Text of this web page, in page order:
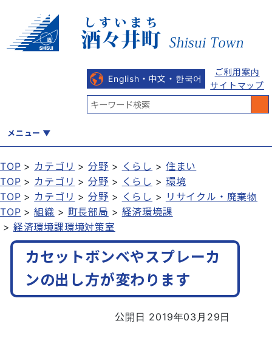
English・中文・한국어
ご利用案内
サイトマップ
メニュー
くらし 健康・福祉 教育・文化 観光・魅力
行政 まちづくり 防災
TOP カテゴリ 分野 くらし
住まい
TOP
カテゴリ 分野 くらし
環境
TOP
カテゴリ 分野 くらし
リサイクル・廃棄物
TOP
組織 町長部局
経済環境課
経済環境課環境対策室
カセットボンベやスプレーカ
ンの出し方が変わります
公開日 2019年03月29日